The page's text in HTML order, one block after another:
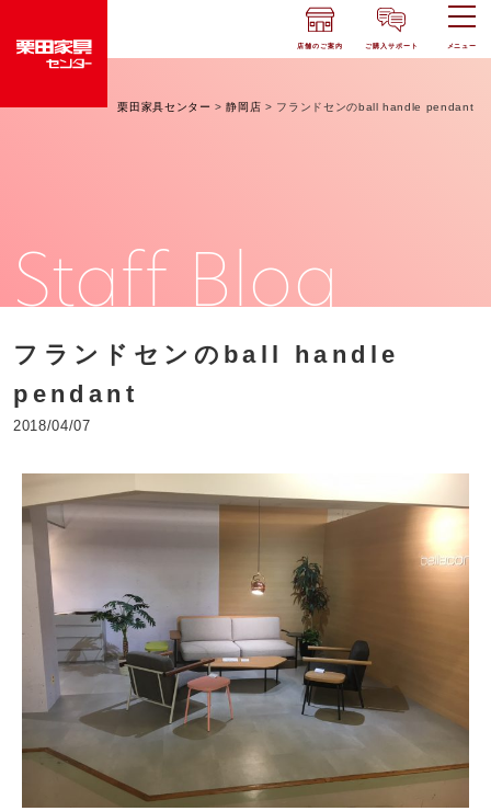
店舗のご案内 ご購入サポート メニュー
栗田家具センター >静岡店 > フランドセンのball handle pendant
Staff Blog
フランドセンのball handle
pendant
2018/04/07